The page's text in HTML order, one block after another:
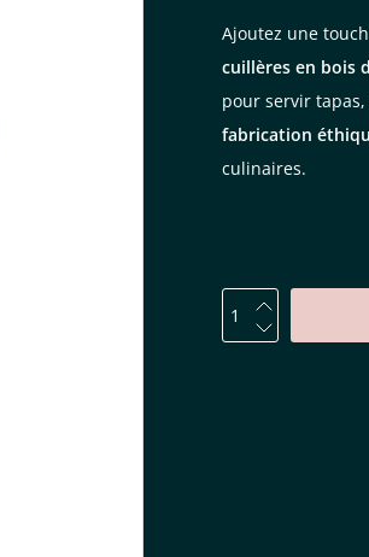
Ajoutez une
cuillères en bois
pour servir
fabrication
culinaires.